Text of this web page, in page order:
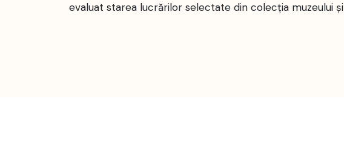
evaluat starea lucrărilor selectate din colecția muzeului